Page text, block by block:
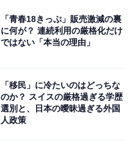
「青春18きっぷ」販売激減の裏
に何が？ 連続利用の厳格化だけ
ではない「本当の理由」
「移民」に冷たいのはどっちな
のか？ スイスの厳格過ぎる学歴
選別と、日本の曖昧過ぎる外国
人政策